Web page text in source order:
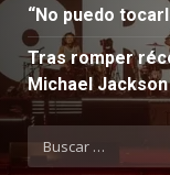
“No puedo
Tras romper
Michael
Buscar: